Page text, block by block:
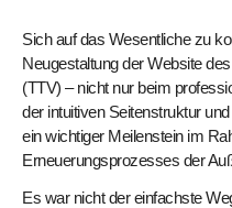
Sich auf das Wesentliche zu
Neugestaltung der Website
(TTV) – nicht nur beim
der intuitiven Seitenstruktur
ein wichtiger Meilenstein im
Erneuerungsprozesses der
Es war nicht der einfachste